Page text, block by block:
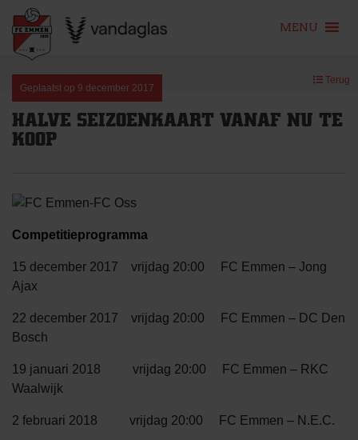
content
MENU
Geplaatst op 9 december 2017
Terug
HALVE SEIZOENKAART VANAF NU TE
KOOP
Competitieprogramma
15 december 2017 vrijdag 20:00 FC Emmen – Jong
Ajax
22 december 2017 vrijdag 20:00 FC Emmen – DC Den
Bosch
19 januari 2018 vrijdag 20:00 FC Emmen – RKC
Waalwijk
2 februari 2018 vrijdag 20:00 FC Emmen – N.E.C.